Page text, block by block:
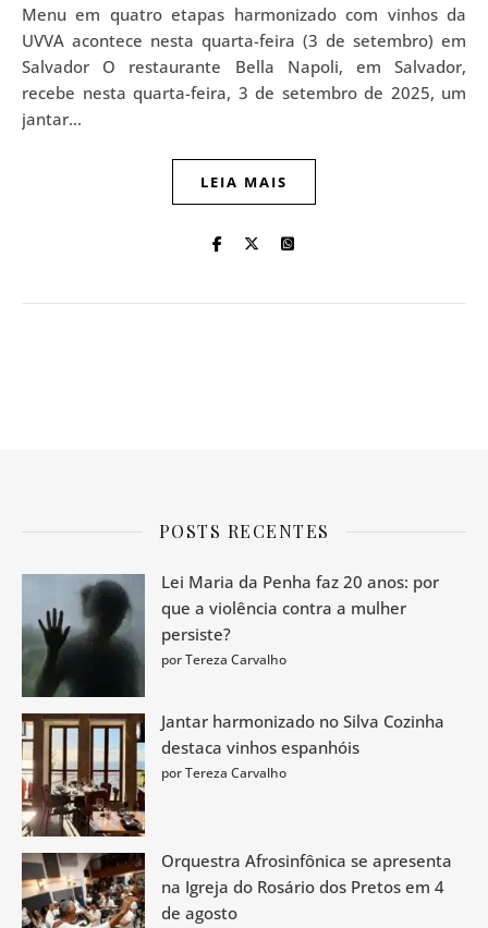
Menu em quatro etapas harmonizado com vinhos da
UVVA acontece nesta quarta-feira (3 de setembro) em
Salvador O restaurante Bella Napoli, em Salvador,
recebe nesta quarta-feira, 3 de setembro de 2025, um
jantar…
LEIA MAIS
POSTS RECENTES
Lei Maria da Penha faz 20 anos: por
que a violência contra a mulher
persiste?
por Tereza Carvalho
Jantar harmonizado no Silva Cozinha
destaca vinhos espanhóis
por Tereza Carvalho
Orquestra Afrosinfônica se apresenta
na Igreja do Rosário dos Pretos em 4
de agosto